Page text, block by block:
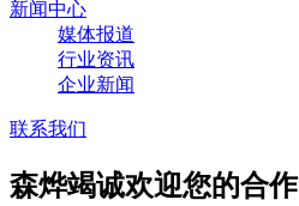
新闻中心
媒体报道
行业资讯
企业新闻
联系我们
森烨竭诚欢迎您的合作